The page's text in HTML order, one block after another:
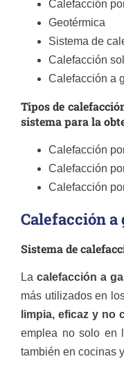
Calefacción
Geotérmica
Sistema de
Calefacción
Calefacción a
Tipos de
sistema para la
Calefacción
Calefacción
Calefacción
Calefacción a
Sistema de
La calefacción a
más utilizados en
limpia, eficaz y no
emplea no solo en
también en cocinas